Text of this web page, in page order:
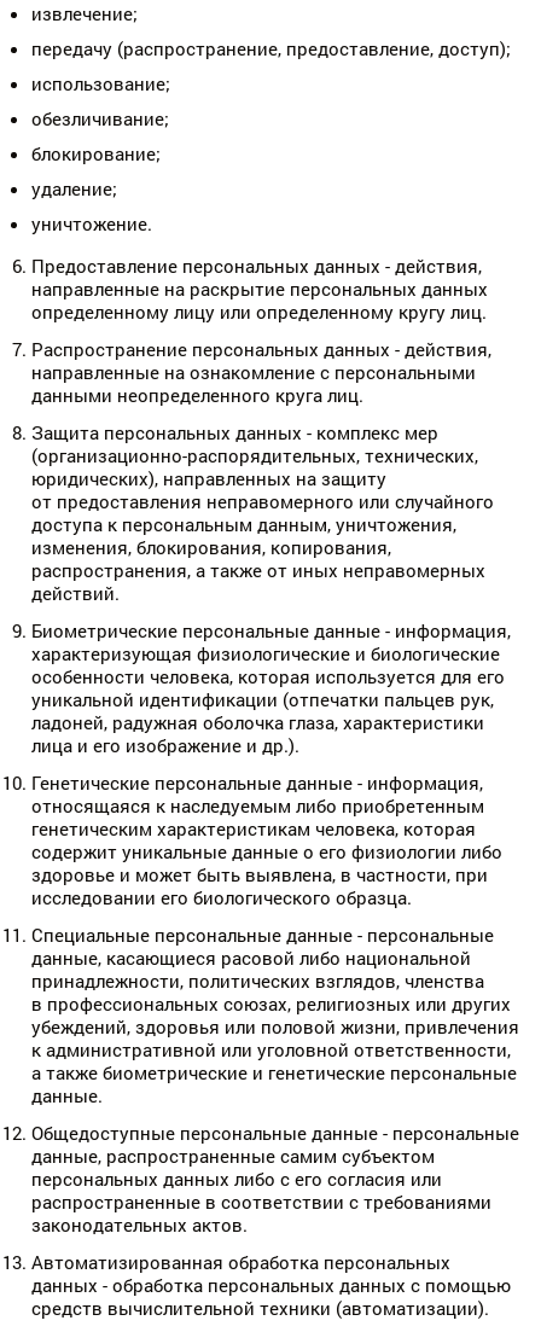
извлечение;
передачу (распространение, предоставление, доступ);
использование;
обезличивание;
блокирование;
удаление;
уничтожение.
Предоставление персональных данных - действия,
направленные на раскрытие персональных данных
определенному лицу или определенному кругу лиц.
Распространение персональных данных - действия,
направленные на ознакомление с персональными
данными неопределенного круга лиц.
Защита персональных данных - комплекс мер
(организационно-распорядительных, технических,
юридических), направленных на защиту
от предоставления неправомерного или случайного
доступа к персональным данным, уничтожения,
изменения, блокирования, копирования,
распространения, а также от иных неправомерных
действий.
Биометрические персональные данные - информация,
характеризующая физиологические и биологические
особенности человека, которая используется для его
уникальной идентификации (отпечатки пальцев рук,
ладоней, радужная оболочка глаза, характеристики
лица и его изображение и др.).
Генетические персональные данные - информация,
относящаяся к наследуемым либо приобретенным
генетическим характеристикам человека, которая
содержит уникальные данные о его физиологии либо
здоровье и может быть выявлена, в частности, при
исследовании его биологического образца.
Специальные персональные данные - персональные
данные, касающиеся расовой либо национальной
принадлежности, политических взглядов, членства
в профессиональных союзах, религиозных или других
убеждений, здоровья или половой жизни, привлечения
к административной или уголовной ответственности,
а также биометрические и генетические персональные
данные.
Общедоступные персональные данные - персональные
данные, распространенные самим субъектом
персональных данных либо с его согласия или
распространенные в соответствии с требованиями
законодательных актов.
Автоматизированная обработка персональных
данных - обработка персональных данных с помощью
средств вычислительной техники (автоматизации).